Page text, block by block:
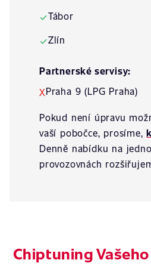
✓Tábor
✓Zlín
Partnerské servisy:
XPraha 9 (LPG Praha)
Pokud není úpravu
vaší pobočce, prosíme,
Denně nabídku na
provozovnách
Chiptuning